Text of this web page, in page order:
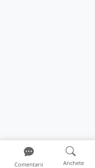
Comentarii Anchete